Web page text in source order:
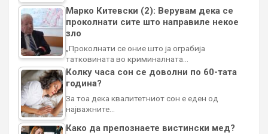
Марко Китевски (2): Верувам дека се
проколнати сите што направиле некое
зло
„Проколнати се оние што ја ограбија
татковината во криминалната…
Колку часа сон се доволни по 60-тата
година?
За тоа дека квалитетниот сон е еден од
најважните…
Како да препознаете вистински мед?